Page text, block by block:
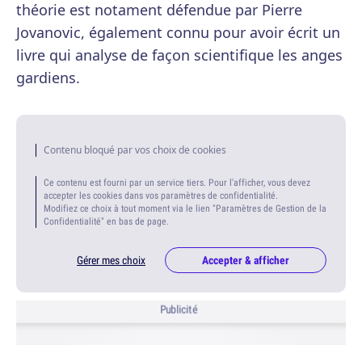
théorie est notament défendue par Pierre
Jovanovic, également connu pour avoir écrit un
livre qui analyse de façon scientifique les anges
gardiens.
Contenu bloqué par vos choix de cookies
Ce contenu est fourni par un service tiers. Pour l'afficher, vous devez
accepter les cookies dans vos paramètres de confidentialité.
Modifiez ce choix à tout moment via le lien "Paramètres de Gestion de la
Confidentialité" en bas de page.
Gérer mes choix Accepter & afficher
Publicité